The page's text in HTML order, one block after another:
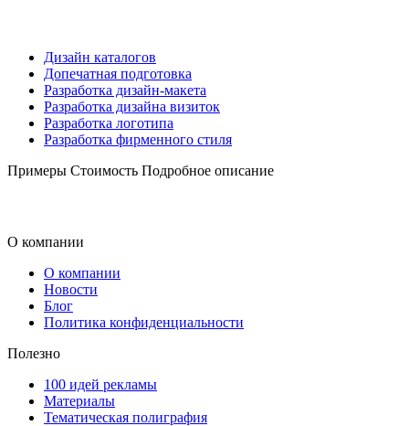
Дизайн каталогов
Допечатная подготовка
Разработка дизайн-макета
Разработка дизайна визиток
Разработка логотипа
Разработка фирменного стиля
Примеры Стоимость Подробное описание
О компании
О компании
Новости
Блог
Политика конфиденциальности
Полезно
100 идей рекламы
Материалы
Тематическая полиграфия